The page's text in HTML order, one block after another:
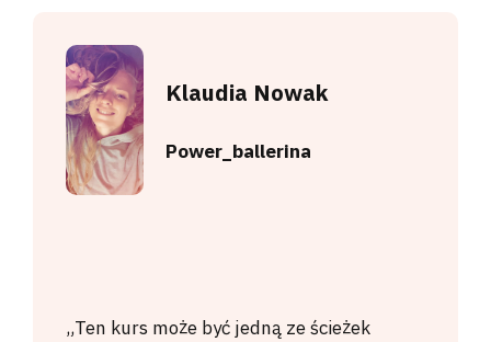
„Ten kurs może być jedną ze ścieżek
Klaudia Nowak
Power_ballerina